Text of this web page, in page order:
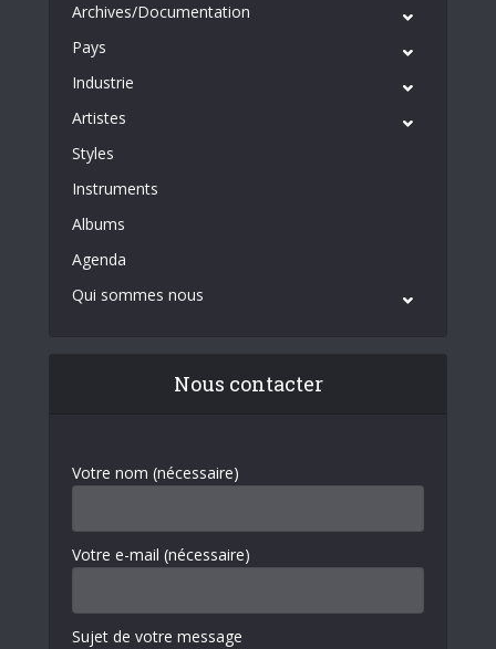
Archives/Documentation
Pays
Industrie
Artistes
Styles
Instruments
Albums
Agenda
Qui sommes nous
Nous contacter
Votre nom (nécessaire)
Votre e-mail (nécessaire)
Sujet de votre message